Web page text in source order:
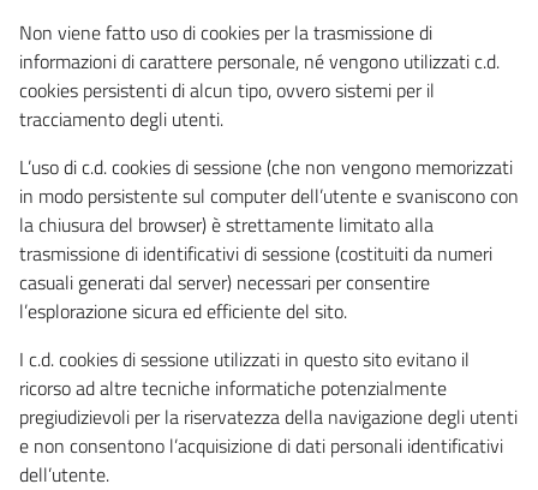
Non viene fatto uso di cookies per la trasmissione di
informazioni di carattere personale, né vengono utilizzati c.d.
cookies persistenti di alcun tipo, ovvero sistemi per il
tracciamento degli utenti.
L’uso di c.d. cookies di sessione (che non vengono memorizzati
in modo persistente sul computer dell’utente e svaniscono con
la chiusura del browser) è strettamente limitato alla
trasmissione di identificativi di sessione (costituiti da numeri
casuali generati dal server) necessari per consentire
l’esplorazione sicura ed efficiente del sito.
I c.d. cookies di sessione utilizzati in questo sito evitano il
ricorso ad altre tecniche informatiche potenzialmente
pregiudizievoli per la riservatezza della navigazione degli utenti
e non consentono l’acquisizione di dati personali identificativi
dell’utente.